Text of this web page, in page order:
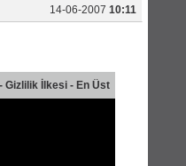
14-06-200710:11
-Gizlilik İlkesi - En Üst